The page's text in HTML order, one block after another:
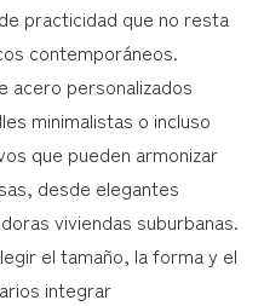
practicidad que no resta
contemporáneos.
acero personalizados
minimalistas o incluso
que pueden armonizar
desde elegantes
viviendas suburbanas.
el tamaño, la forma y el
integrar